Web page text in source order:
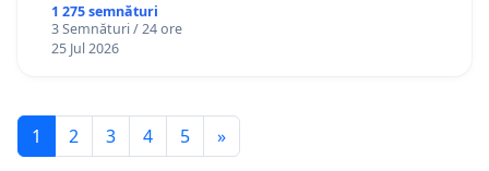
1 275 semnături
3 Semnături / 24 ore
25 Jul 2026
1 2 3 4 5 »